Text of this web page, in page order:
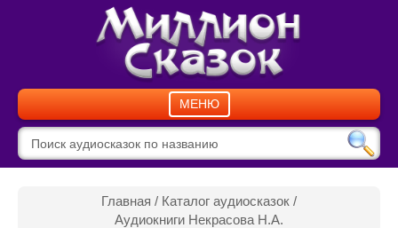
МЕНЮ
Главная / Каталог аудиосказок /
Аудиокниги Некрасова Н.А.